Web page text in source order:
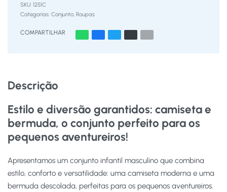
1251C
Categorias: Conjunto, Roupas
COMPARTILHAR
Descrição
Estilo e diversão garantidos: camiseta e
bermuda, o conjunto perfeito para os
pequenos aventureiros!
Apresentamos um conjunto infantil masculino que combina
estilo, conforto e versatilidade: uma camiseta moderna e uma
bermuda descolada, perfeitas para os pequenos aventureiros.